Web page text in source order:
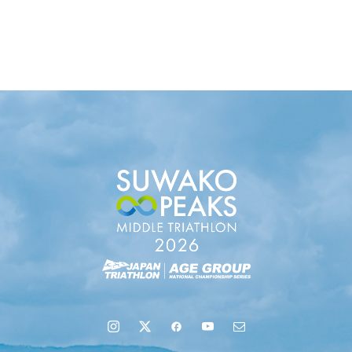
域６市町村連絡会議を開催しました